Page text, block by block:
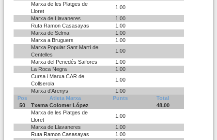
Marxa de les Platges de
Lloret
1.00
Marxa de Llavaneres
1.00
Ruta Ramon Casasayas
1.00
Marxa de Selma
1.00
Marxa a Bruguers
1.00
Marxa Popular Sant Martí de
Centelles
1.00
Marxa del Penedés Saifores
1.00
La Roca Negra
1.00
Cursa i Marxa CAR de
Collserola
1.00
Marxa d'Arenys
1.00
Pos
Atleta Marxa Punts
Total
50
Txema Colomer López
48.00
Marxa de les Platges de
Lloret
1.00
Marxa de Llavaneres
1.00
Ruta Ramon Casasayas
1.00